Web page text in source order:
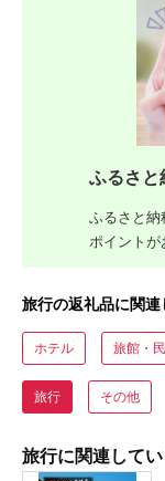
ふるさと
ふるさと納
ポイントが
旅行の返礼品に関連
ホテル 旅館・
旅行 その他
旅行に関連して